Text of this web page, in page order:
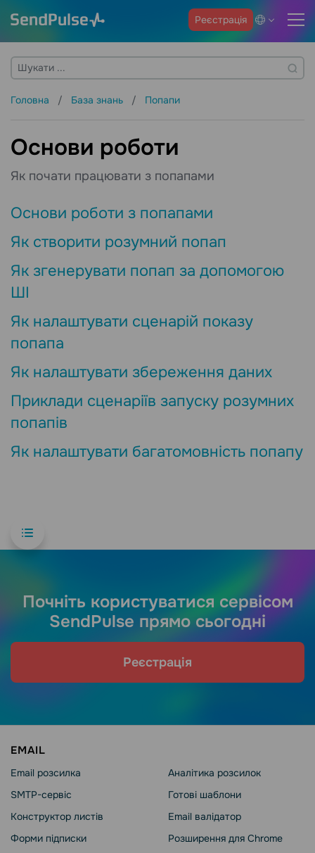
Реєстрація
Головна База знань Попапи
Основи роботи
Як почати працювати з попапами
Основи роботи з попапами
Як створити розумний попап
Як згенерувати попап за допомогою
ШІ
Як налаштувати сценарій показу
попапа
Як налаштувати збереження даних
Приклади сценаріїв запуску розумних
попапів
Як налаштувати багатомовність попапу
Почніть користуватися сервісом
SendPulse прямо сьогодні
Реєстрація
EMAIL
Email розсилка
SMTP-сервіс
Конструктор листів
Форми підписки
Аналітика розсилок
Готові шаблони
Email валідатор
Розширення для Chrome